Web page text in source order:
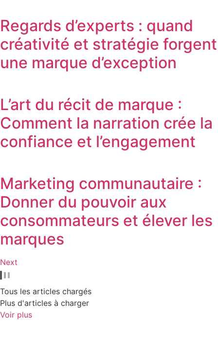
Regards d’experts : quand
créativité et stratégie forgent
une marque d’exception
L’art du récit de marque :
Comment la narration crée la
confiance et l’engagement
Marketing communautaire :
Donner du pouvoir aux
consommateurs et élever les
marques
Next
Tous les articles chargés
Plus d'articles à charger
Voir plus